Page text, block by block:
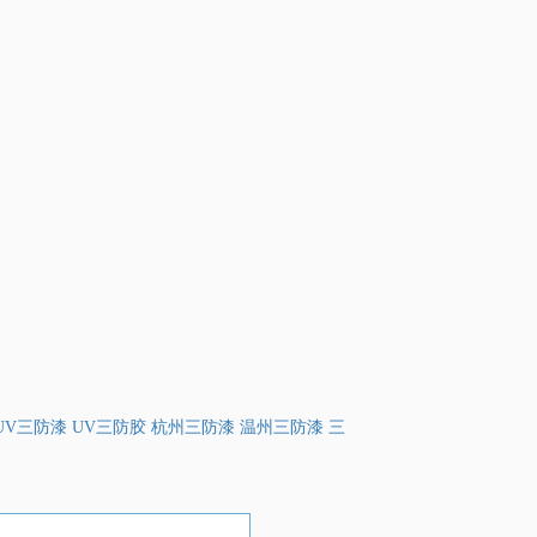
三防漆 UV三防胶 杭州三防漆 温州三防漆 三